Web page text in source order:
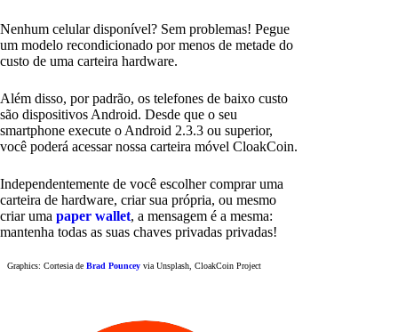
Nenhum celular disponível? Sem problemas! Pegue
um modelo recondicionado por menos de metade do
custo de uma carteira hardware.
Além disso, por padrão, os telefones de baixo custo
são dispositivos Android. Desde que o seu
smartphone execute o Android 2.3.3 ou superior,
você poderá acessar nossa carteira móvel CloakCoin.
Independentemente de você escolher comprar uma
carteira de hardware, criar sua própria, ou mesmo
criar uma paper wallet, a mensagem é a mesma:
mantenha todas as suas chaves privadas privadas!
Graphics: Cortesia de Brad Pouncey via Unsplash, CloakCoin Project